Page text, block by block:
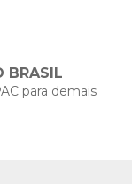
BRASIL
para demais